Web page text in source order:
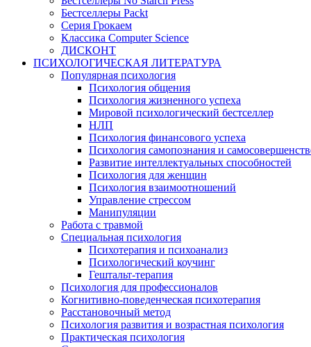
Бестселлеры Packt
Серия Грокаем
Классика Computer Science
ДИСКОНТ
ПСИХОЛОГИЧЕСКАЯ ЛИТЕРАТУРА
Популярная психология
Психология общения
Психология жизненного успеха
Мировой психологический бестселлер
НЛП
Психология финансового успеха
Психология самопознания и
Развитие интеллектуальных способностей
Психология для женщин
Психология взаимоотношений
Управление стрессом
Манипуляции
Работа с травмой
Специальная психология
Психотерапия и психоанализ
Психологический коучинг
Гештальт-терапия
Психология для профессионалов
Когнитивно-поведенческая психотерапия
Расстановочный метод
Психология развития и возрастная психология
Практическая психология